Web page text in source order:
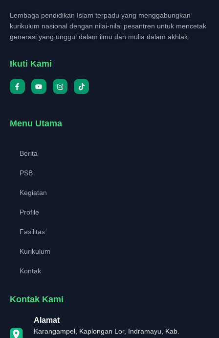
Lembaga pendidikan Islam terpadu yang menggabungkan
kurikulum nasional dengan nilai-nilai pesantren untuk mencetak
generasi yang unggul dalam ilmu dan mulia dalam akhlak.
Ikuti Kami
Menu Utama
Berita
PSB
Kegiatan
Profile
Fasilitas
Kurikulum
Kontak
Kontak Kami
Alamat
Karangampel, Kaplongan Lor, Indramayu, Kab.